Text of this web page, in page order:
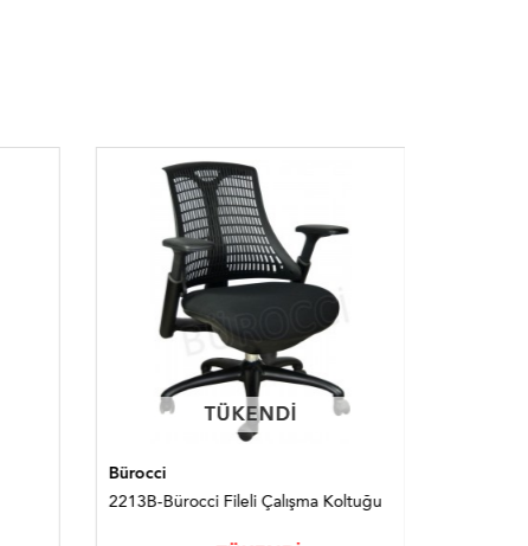
TÜKENDI
TÜKENDI
Bürocci
2213B-Bürocci Fileli Çalışma Koltuğu